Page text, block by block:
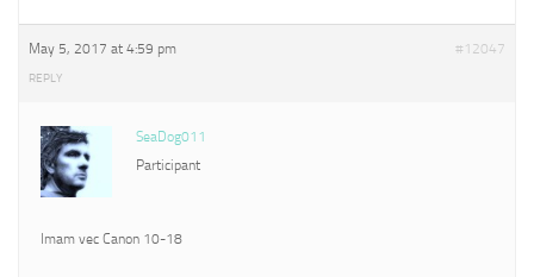
May 5, 2017 at 4:59 pm #12047
REPLY
SeaDog011
Participant
Imam vec Canon 10-18